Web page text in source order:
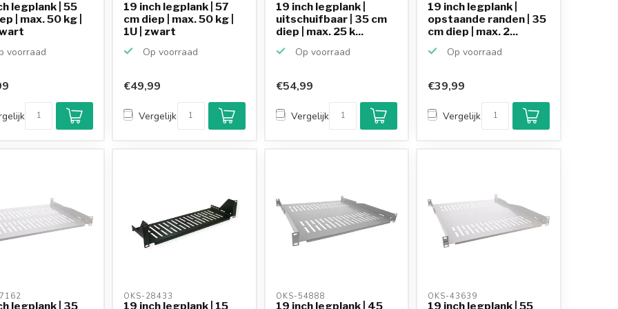
legplank | 55
| max. 50 kg |
voorraad
19 inch legplank | 57
cm diep | max. 50 kg |
1U | zwart
Op voorraad
€49,99
Vergelijk
19 inch legplank |
uitschuifbaar | 35 cm
diep | max. 25 k...
Op voorraad
€54,99
Vergelijk
19 inch legplank |
opstaande randen | 35
cm diep | max. 2...
Op voorraad
Klantenbeoordeling
9,2/10
Achteraf betalen
mogelijk
€39,99
Vergelijk
legplank | 35
OKS-28433
19 inch legplank | 15
OKS-54888
19 inch legplank | 45
OKS-43639
19 inch legplank | 55